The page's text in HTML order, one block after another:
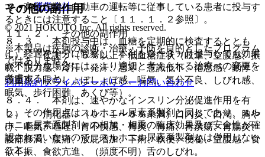
で、高所作業、自動車の運転等に従事している患者に投与す
るときには注意すること〔１１．１．２参照〕。
８．３． 本剤投与中は、血糖を定期的に検査するととも
に、経過を十分に観察し、本剤を２〜３ヵ月投与しても効果
が不十分な場合には、より適切と考えられる治療への変更を
考慮すること。
８．４． 本剤は、速やかなインスリン分泌促進作用を有
し、その作用点はスルホニル尿素系製剤と同じであり、スル
ホニル尿素系製剤との相加・相乗の臨床効果及び安全性が確
認されていないので、スルホニル尿素系製剤とは併用しない
こと。
その他の副作用
１１．２． その他の副作用
１）． 代謝：（５％以上）低血糖症状（眩暈、空腹感、振
戦、脱力感、冷汗、発汗、悪寒、意識低下、倦怠感、動悸、
頭重感、眼のしょぼしょぼ感、嘔気、気分不良、しびれ感、
眠気、歩行困難、あくび等）。
２）． 消化器：（０．１〜５％未満）口内炎、口渇、胸や
け、嘔気、嘔吐、胃不快感、胃炎、胃痛、胃潰瘍、胃腸炎、
腹部膨満、腹痛、放屁増加、下痢、軟便、便秘、空腹感、食
欲不振、食欲亢進、（頻度不明）舌のしびれ。
運営会社
© 2021 HOKUTO Inc. All rights reserved.
※本製品は疾病の診断・治療・予防を目的としたプログラム
ではありません。
利用規約プライバシーポリシーお問い合わせ